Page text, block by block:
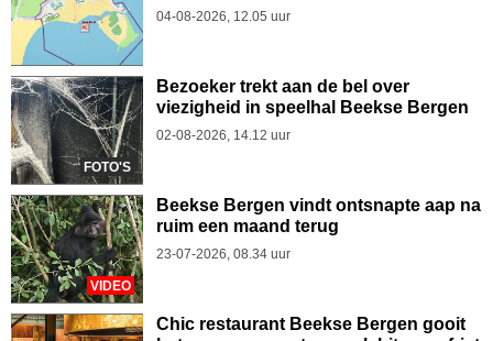
04-08-2026, 12.05 uur
FOTO'S
Bezoeker trekt aan de bel over
viezigheid in speelhal Beekse Bergen
02-08-2026, 14.12 uur
VIDEO
Beekse Bergen vindt ontsnapte aap na
ruim een maand terug
23-07-2026, 08.34 uur
Chic restaurant Beekse Bergen gooit